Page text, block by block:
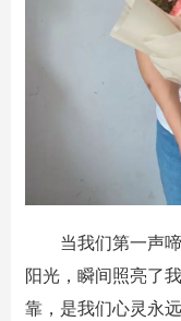
当我们第一声
阳光，瞬间照亮了
靠，是我们心灵永